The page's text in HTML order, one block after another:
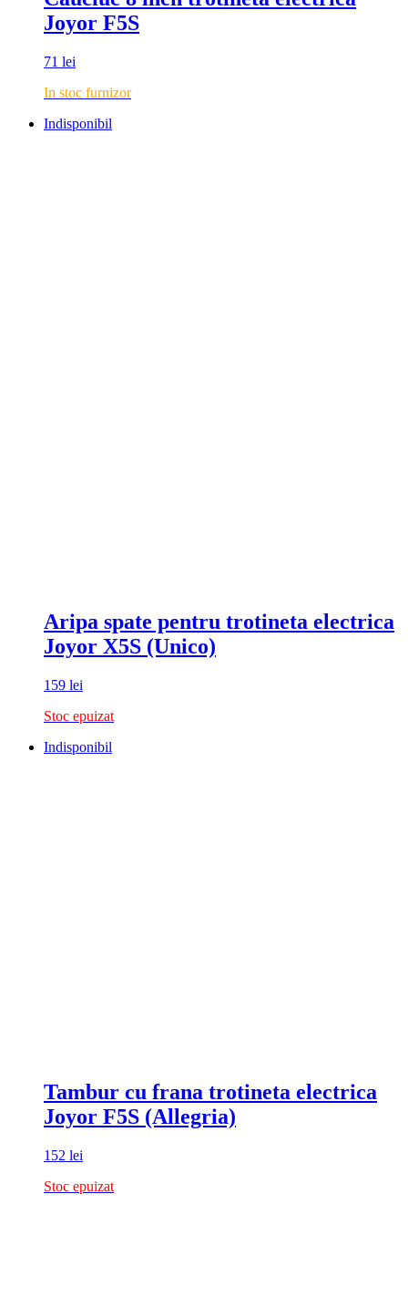
Joyor F5S
71 lei
In stoc furnizor
Indisponibil
Aripa spate pentru trotineta electrica
Joyor X5S (Unico)
159 lei
Stoc epuizat
Indisponibil
Tambur cu frana trotineta electrica
Joyor F5S (Allegria)
152 lei
Stoc epuizat